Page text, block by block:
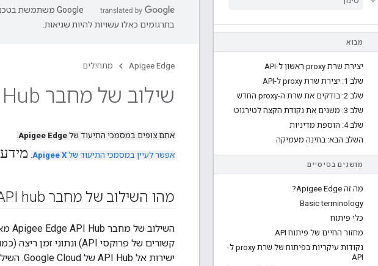
מבוא
יצירת שרת proxy ראשון ל-API
שלב 1: יצירת שרת proxy ל-API
שלב 2: בודקים את שרת ה-proxy החדש
שלב 3: משנים את נקודת הקצה לטירגוט
שלב 4: הוספת מדיניות
השלב הבא: בחינה מעמיקה
מושגים בסיסיים
מה זה Apigee Edge?
Basic terminology
כלי פיתוח
מחזור החיים של פיתוח API
נקודות עיקריות בפיתוח של שרת proxy ל-
API
בתרגומים כאלו עשויות להיות שגיאות.
Apigee Edge מתחילים
שילוב של מחבר Apigee Edge API Hub
אתם צופים במסמכי התיעוד של Apigee Edge
.
אפשר לעיין במסמכי התיעוד של Apigee X
. מידע
מהו השילוב של מחבר Apigee Edge API hub?